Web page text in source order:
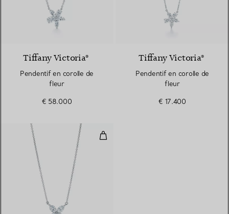
Tiffany Victoria®
Pendentif en corolle de
fleur
€ 58.000
Tiffany Victoria®
Pendentif en corolle de
fleur
€ 17.400
Pendentif